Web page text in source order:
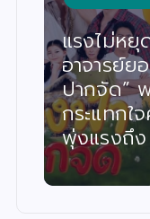
แรงไม่หยุ
อาจารย์ย
ปากจัด”
กระแทกใ
พุ่งแรงถึ